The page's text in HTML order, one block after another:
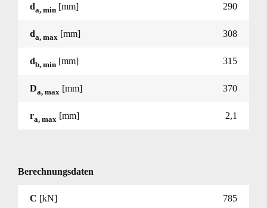
da, min [mm] 290
da, max [mm] 308
db, min [mm] 315
Da, max [mm] 370
ra, max [mm] 2,1
Berechnungsdaten
C [kN] 785